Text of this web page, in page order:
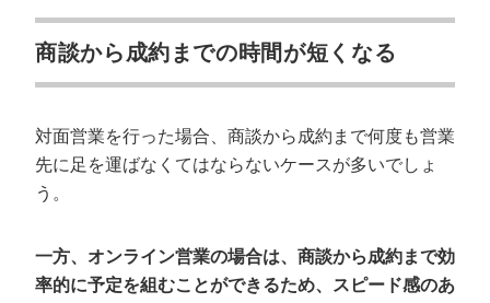
商談から成約までの時間が短くなる
対面営業を行った場合、商談から成約まで何度も営業
先に足を運ばなくてはならないケースが多いでしょ
う。
一方、オンライン営業の場合は、商談から成約まで効
率的に予定を組むことができるため、スピード感のあ